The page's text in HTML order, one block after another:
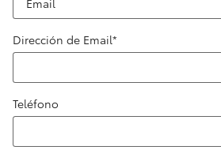
Dirección de Email*
Teléfono